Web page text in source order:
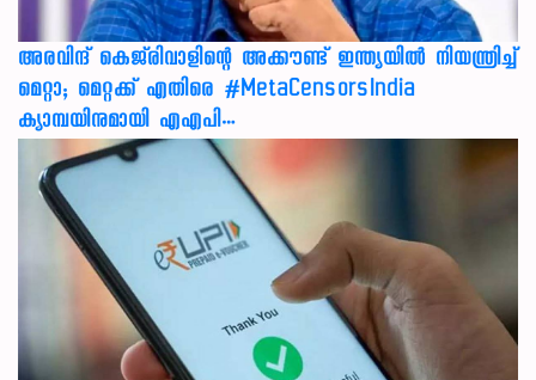
അരവിന്ദ് കെജ്‌രിവാളിന്റെ അക്കൗണ്ട് ഇന്ത്യയിൽ നിയന്ത്രിച്ച്
മെറ്റാ; മെറ്റക്ക് എതിരെ #MetaCensorsIndia
ക്യാമ്പയിനുമായി എഎപി…